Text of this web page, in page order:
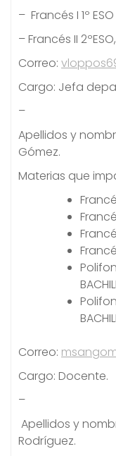
– Francés I 1º ESO
– Francés II
Correo:
Cargo: Jefa
–
Apellidos y
Gómez.
Materias que
Correo:
Cargo: Docente.
–
Apellidos y
Rodríguez.